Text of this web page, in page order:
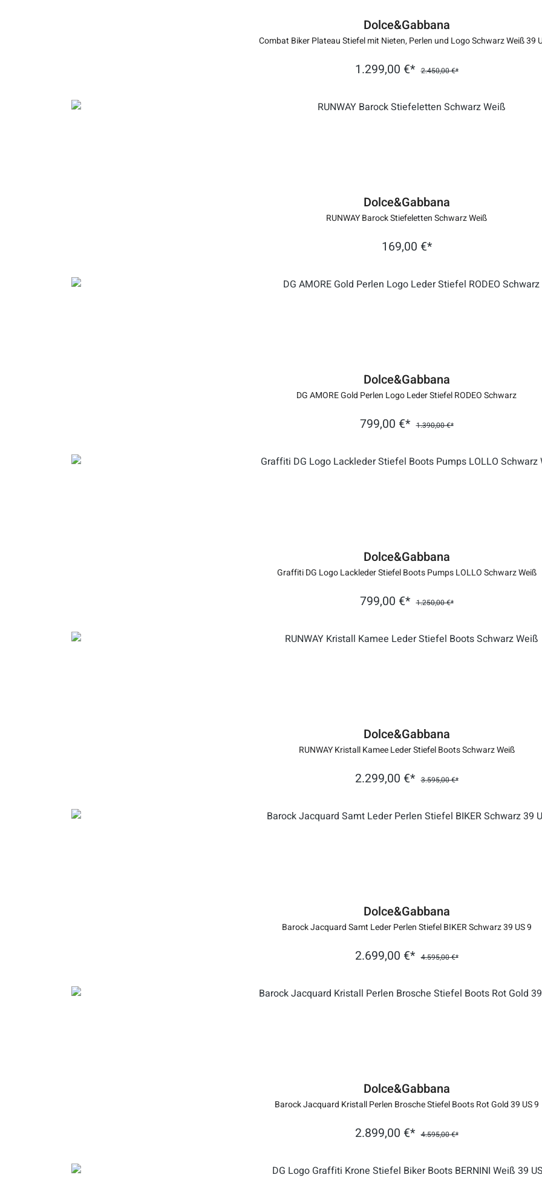
Dolce&Gabbana
Combat Biker Plateau Stiefel mit Nieten, Perlen und Logo Schwarz Weiß 39
1.299,00 €* 2.450,00 €*
Dolce&Gabbana
RUNWAY Barock Stiefeletten Schwarz Weiß
169,00 €*
Dolce&Gabbana
DG AMORE Gold Perlen Logo Leder Stiefel RODEO Schwarz
799,00 €* 1.390,00 €*
Dolce&Gabbana
Graffiti DG Logo Lackleder Stiefel Boots Pumps LOLLO Schwarz Weiß
799,00 €* 1.250,00 €*
Dolce&Gabbana
RUNWAY Kristall Kamee Leder Stiefel Boots Schwarz Weiß
2.299,00 €* 3.595,00 €*
Dolce&Gabbana
Barock Jacquard Samt Leder Perlen Stiefel BIKER Schwarz 39 US 9
2.699,00 €* 4.595,00 €*
Dolce&Gabbana
Barock Jacquard Kristall Perlen Brosche Stiefel Boots Rot Gold 39 US 9
2.899,00 €* 4.595,00 €*